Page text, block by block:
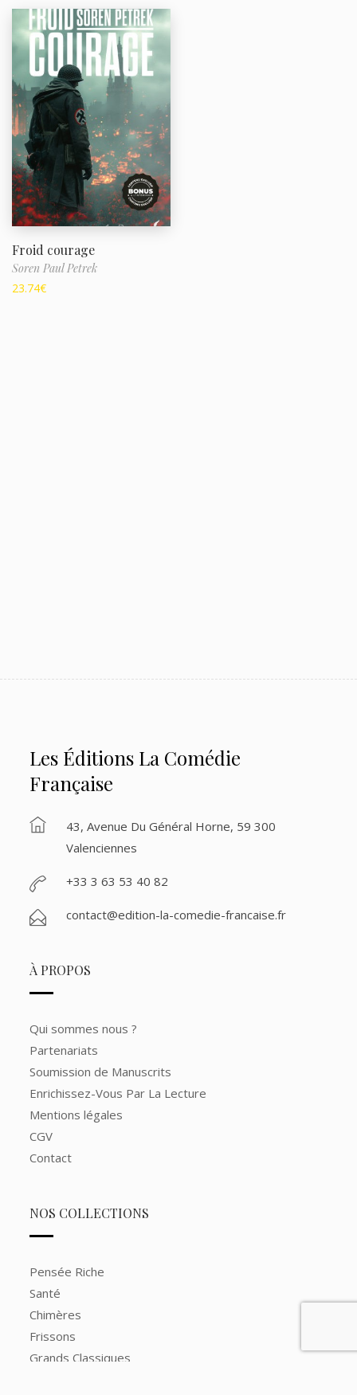
Froid courage
Soren Paul Petrek
23.74€
Les Éditions La Comédie
Française
43, Avenue Du Général Horne, 59 300
Valenciennes
+33 3 63 53 40 82
contact@edition-la-comedie-francaise.fr
À PROPOS
Qui sommes nous ?
Partenariats
Soumission de Manuscrits
Enrichissez-Vous Par La Lecture
Mentions légales
CGV
Contact
NOS COLLECTIONS
Pensée Riche
Santé
Chimères
Frissons
Grands Classiques